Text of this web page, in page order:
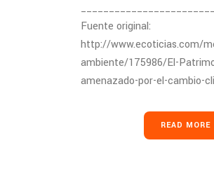
Fuente original:
http://www.ecoticias.com/
ambiente/175986/El-
amenazado-por-el-cambio-
READ MORE